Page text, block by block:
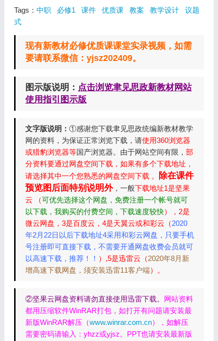
Tags： 中职 必修1 课件 优质课 教案 教学设计
议题
式
现有新教材必修优质课课堂实录视频，如需
要请联系微信：yjsz202409。
图示版说明： 点击浏览聿见思政新教材网站
使用指引图示版
文字版说明： ①感谢您下载聿见思政统编新教材教学
网的资料，为保证正常浏览下载，请使用360浏览器
或猎豹浏览器等国产浏览器。由于网站空间有限， 部
分资料要通过网盘空间下载，如果有多个下载地址，
请选择其中一个您熟悉的网盘空间下载 。
除在课件
预览图后面特别说明外，一般下载地址1是坚果
云 （可优先选择这个网盘，免费注册一个帐号就可
以下载，我购买的付费空间，下载速度较快），2是
微云网盘，3是百度云，4是天翼云或和彩云（2020
年2月22日以后下载地址4采用和彩云网盘，只要手机
号注册即可直接下载，不需要开通网盘收费会员就可
以高速下载，推荐！！ ）,5是迅雷云（2020年8月新
增高速下载网盘，须安装迅雷11客户端）。
②坚果云网盘资料请勿直接使用迅雷下载。 网站资料
都用压缩软件WinRAR打包，如打开有问题请安装最
新版WinRAR解压（www.winrar.com.cn），如解压
需要密码请输入：yhzz或yjsz。PPT也请安装最新版